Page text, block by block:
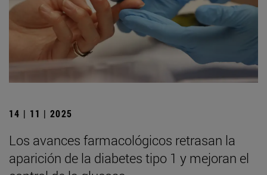
14 | 11 | 2025
Los avances farmacológicos retrasan la
aparición de la diabetes tipo 1 y mejoran el